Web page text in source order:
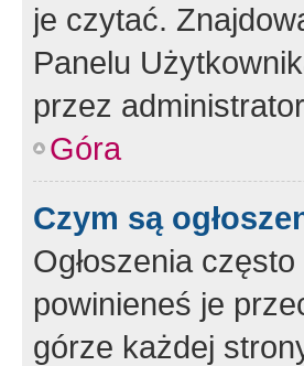
je czytać.
Panelu
przez
Góra
Czym są
Ogłoszenia
powinieneś je
górze każdej